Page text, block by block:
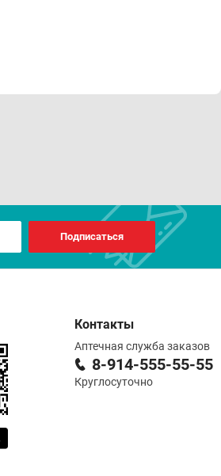
Подписаться
Контакты
Аптечная служба заказов
8-914-555-55-55
Круглосуточно